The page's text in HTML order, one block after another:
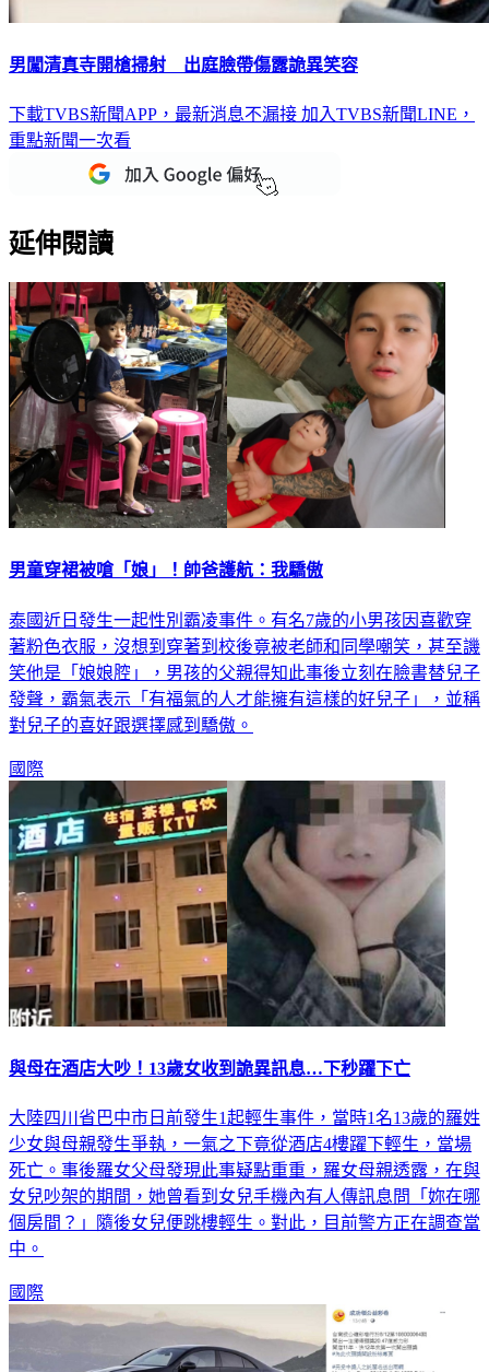
男闖清真寺開槍掃射 出庭臉帶傷露詭異笑容
下載TVBS新聞APP，最新消息不漏接 加入TVBS新聞LINE，
重點新聞一次看
延伸閱讀
男童穿裙被嗆「娘」！帥爸護航：我驕傲
泰國近日發生一起性別霸凌事件。有名7歲的小男孩因喜歡穿
著粉色衣服，沒想到穿著到校後竟被老師和同學嘲笑，甚至譏
笑他是「娘娘腔」，男孩的父親得知此事後立刻在臉書替兒子
發聲，霸氣表示「有福氣的人才能擁有這樣的好兒子」，並稱
對兒子的喜好跟選擇感到驕傲。
國際
與母在酒店大吵！13歲女收到詭異訊息…下秒躍下亡
大陸四川省巴中市日前發生1起輕生事件，當時1名13歲的羅姓
少女與母親發生爭執，一氣之下竟從酒店4樓躍下輕生，當場
死亡。事後羅女父母發現此事疑點重重，羅女母親透露，在與
女兒吵架的期間，她曾看到女兒手機內有人傳訊息問「妳在哪
個房間？」隨後女兒便跳樓輕生。對此，目前警方正在調查當
中。
國際